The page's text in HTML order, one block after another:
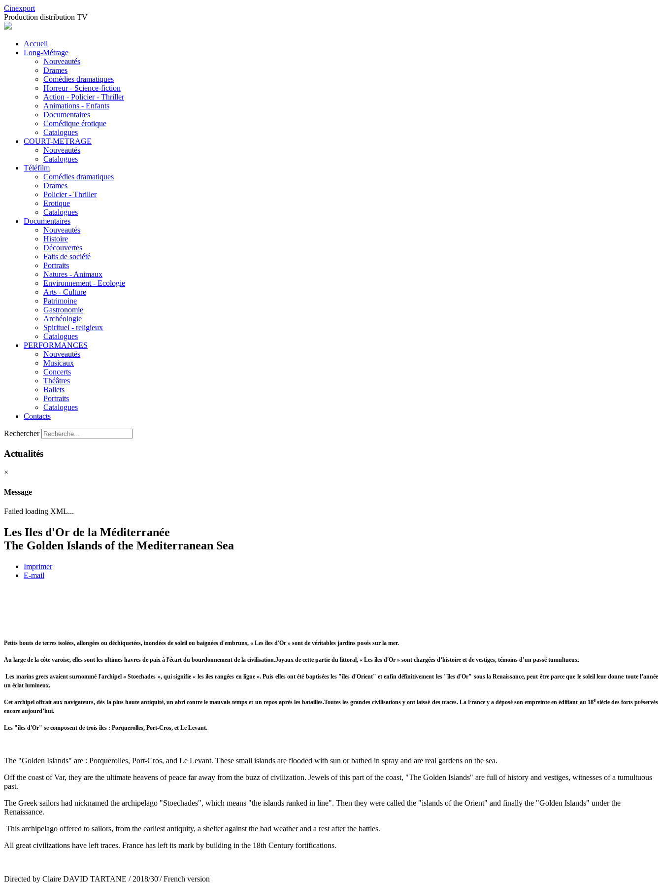
Cinexport
Production distribution TV
Accueil
Long-Métrage
Nouveautés
Drames
Comédies dramatiques
Horreur - Science-fiction
Action - Policier - Thriller
Animations - Enfants
Documentaires
Comédique érotique
Catalogues
COURT-METRAGE
Nouveautés
Catalogues
Téléfilm
Comédies dramatiques
Drames
Policier - Thriller
Erotique
Catalogues
Documentaires
Nouveautés
Histoire
Découvertes
Faits de société
Portraits
Natures - Animaux
Environnement - Ecologie
Arts - Culture
Patrimoine
Gastronomie
Archéologie
Spirituel - religieux
Catalogues
PERFORMANCES
Nouveautés
Musicaux
Concerts
Théâtres
Ballets
Portraits
Catalogues
Contacts
Rechercher
Actualités
×
Message
Failed loading XML...
Les Iles d'Or de la Méditerranée
The Golden Islands of the Mediterranean Sea
Imprimer
E-mail
Petits bouts de terres isolées, allongées ou déchiquetées, inondées de soleil ou baignées d'embruns, « Les îles d'Or » sont de véritables jardins posés sur la mer.
Au large de la côte varoise, elles sont les ultimes havres de paix à l'écart du bourdonnement de la civilisation.Joyaux de cette partie du littoral, « Les îles d'Or » sont chargées d’histoire et de vestiges, témoins d’un passé tumultueux.
Les marins grecs avaient surnommé l'archipel « Stoechades », qui signifie « les iles rangées en ligne ». Puis elles ont été baptisées les "îles d'Orient" et enfin définitivement les "îles d'Or" sous la Renaissance, peut être parce que le soleil leur donne toute l’année
un éclat lumineux.
Cet archipel offrait aux navigateurs, dès la plus haute antiquité, un abri contre le mauvais temps et un repos après les batailles.Toutes les grandes civilisations y ont laissé des traces. La France y a déposé son empreinte en édifiant au 18esiècle des forts préservés
encore aujourd’hui.
Les "îles d'Or" se composent de trois îles : Porquerolles, Port-Cros, et Le Levant.
The "Golden Islands" are : Porquerolles, Port-Cros, and Le Levant. These small islands are flooded with sun or bathed in spray and are real gardens on the sea.
Off the coast of Var, they are the ultimate heavens of peace far away from the buzz of civilization. Jewels of this part of the coast, "The Golden Islands" are full of history and vestiges, witnesses of a tumultuous
past.
The Greek sailors had nicknamed the archipelago "Stoechades", which means "the islands ranked in line". Then they were called the "islands of the Orient" and finally the "Golden Islands" under the
Renaissance.
This archipelago offered to sailors, from the earliest antiquity, a shelter against the bad weather and a rest after the battles.
All great civilizations have left traces. France has left its mark by building in the 18th Century fortifications.
Directed by Claire DAVID TARTANE / 2018/30'/ French version